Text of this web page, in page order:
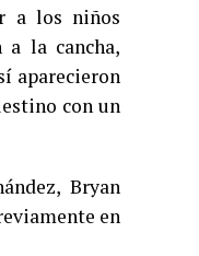
a los niños
la cancha,
aparecieron
con un
Bryan
en